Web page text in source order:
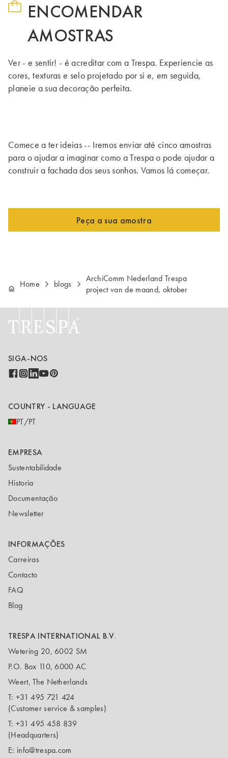
ENCOMENDAR
AMOSTRAS
Ver - e sentir! - é acreditar com a Trespa. Experiencie as
cores, texturas e selo projetado por si e, em seguida,
planeie a sua decoração perfeita.
Comece a ter ideias -- Iremos enviar até cinco amostras
para o ajudar a imaginar como a Trespa o pode ajudar a
construir a fachada dos seus sonhos. Vamos lá começar.
Peça a sua amostra
Home blogs
ArchiComm Nederland Trespa
project van de maand, oktober
SIGA-NOS
COUNTRY - LANGUAGE
PT/PT
EMPRESA
Sustentabilidade
Historia
Documentação
Newsletter
INFORMAÇÕES
Carreiras
Contacto
FAQ
Blog
TRESPA INTERNATIONAL B.V.
Wetering 20, 6002 SM
P.O. Box 110, 6000 AC
Weert, The Netherlands
T: +31 495 721 424
(Customer service & samples)
T: +31 495 458 839
(Headquarters)
E: info@trespa.com